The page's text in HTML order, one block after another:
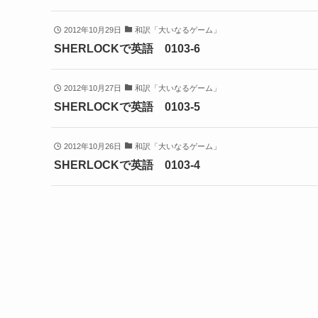
2012年10月29日 和訳「大いなるゲーム」
SHERLOCKで英語 0103-6
2012年10月27日 和訳「大いなるゲーム」
SHERLOCKで英語 0103-5
2012年10月26日 和訳「大いなるゲーム」
SHERLOCKで英語 0103-4